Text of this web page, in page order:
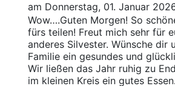
am Donnerstag, 01. Januar
Wow….Guten Morgen! So
fürs teilen! Freut mich sehr für
anderes Silvester. Wünsche dir
Familie ein gesundes und
Wir ließen das Jahr ruhig zu
im kleinen Kreis ein gutes